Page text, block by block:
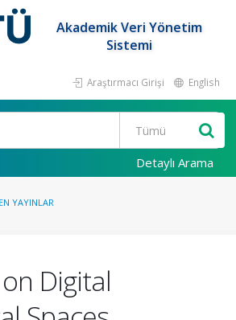
Akademik Veri Yönetim
Sistemi
Araştırmacı Girişi English
Detaylı Arama
YAYINLAR
Digital